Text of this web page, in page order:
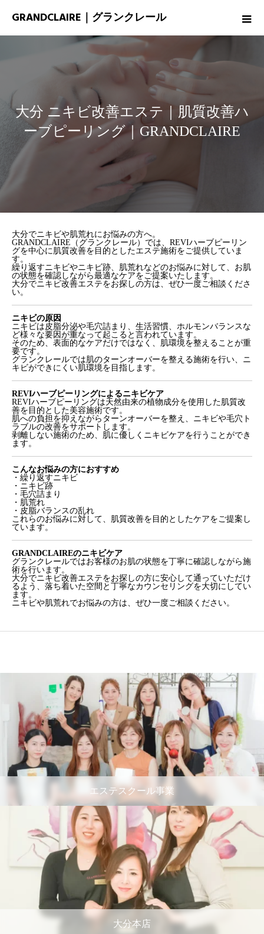
GRANDCLAIRE｜グランクレール
大分 ニキビ改善エステ｜肌質改善ハ
ーブピーリング｜GRANDCLAIRE
大分でニキビや肌荒れにお悩みの方へ。
GRANDCLAIRE（グランクレール）では、REVIハーブピーリン
グを中心に肌質改善を目的としたエステ施術をご提供していま
す。
繰り返すニキビやニキビ跡、肌荒れなどのお悩みに対して、お肌
の状態を確認しながら最適なケアをご提案いたします。
大分でニキビ改善エステをお探しの方は、ぜひ一度ご相談くださ
い。
ニキビの原因
ニキビは皮脂分泌や毛穴詰まり、生活習慣、ホルモンバランスな
ど様々な要因が重なって起こると言われています。
そのため、表面的なケアだけではなく、肌環境を整えることが重
要です。
グランクレールでは肌のターンオーバーを整える施術を行い、ニ
キビができにくい肌環境を目指します。
REVIハーブピーリングによるニキビケア
REVIハーブピーリングは天然由来の植物成分を使用した肌質改
善を目的とした美容施術です。
肌への負担を抑えながらターンオーバーを整え、ニキビや毛穴ト
ラブルの改善をサポートします。
剥離しない施術のため、肌に優しくニキビケアを行うことができ
ます。
こんなお悩みの方におすすめ
・繰り返すニキビ
・ニキビ跡
・毛穴詰まり
・肌荒れ
・皮脂バランスの乱れ
これらのお悩みに対して、肌質改善を目的としたケアをご提案し
ています。
GRANDCLAIREのニキビケア
グランクレールではお客様のお肌の状態を丁寧に確認しながら施
術を行います。
大分でニキビ改善エステをお探しの方に安心して通っていただけ
るよう、落ち着いた空間と丁寧なカウンセリングを大切にしてい
ます。
ニキビや肌荒れでお悩みの方は、ぜひ一度ご相談ください。
エステスクール事業
大分本店